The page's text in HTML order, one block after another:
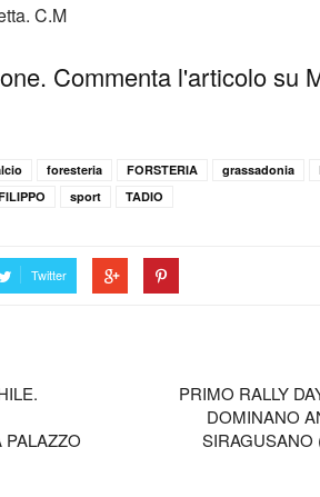
C.M
Commenta l'articolo su
foresteria FORSTERIA grassadonia
sport TADIO
Twitter
PRIMO RALLY
DOMINANO
SIRAGUSANO